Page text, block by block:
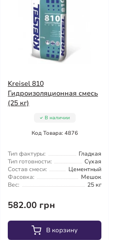
Kreisel 810
Гидроизоляционная смесь
(25 кг)
В наличии
Код Товара: 4876
Тип фактуры:
Гладкая
Тип готовности:
Сухая
Состав смеси:
Цементный
Фасовка:
Мешок
Вес:
25 кг
582.00 грн
В корзину